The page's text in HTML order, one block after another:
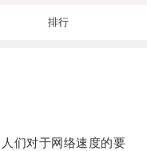
排行
们对于网络速度的要